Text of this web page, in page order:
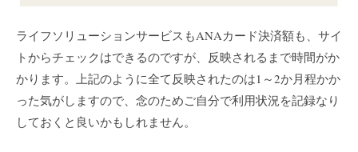
ライフソリューションサービスもANAカード決済額も、サイ
トからチェックはできるのですが、反映されるまで時間がか
かります。上記のように全て反映されたのは1～2か月程かか
った気がしますので、念のためご自分で利用状況を記録なり
しておくと良いかもしれません。